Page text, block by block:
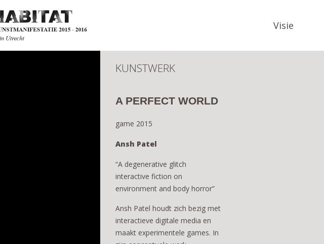
KUNSTWERK
A PERFECT WORLD
game 2015
Ansh Patel
“A degenerative glitch
interactive fiction on
environment and body horror”
Ansh Patel houdt zich bezig met
interactieve digitale media en
maakt experimentele games. In
Visie